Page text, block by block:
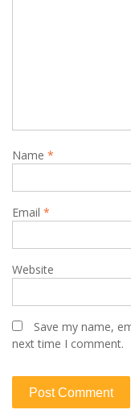
Name *
Email *
Website
Save my name,
next time I comment.